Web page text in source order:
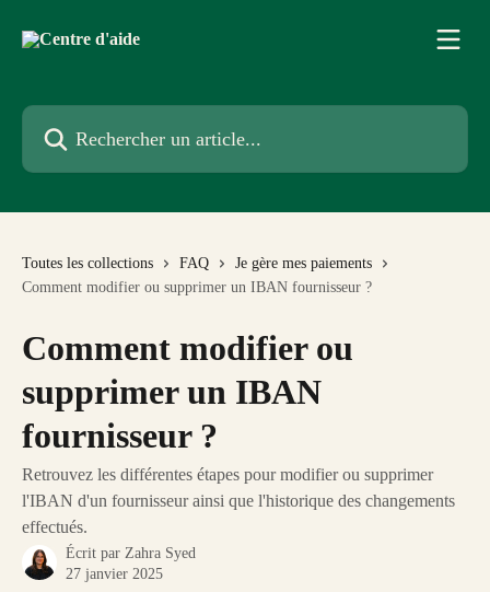
Rechercher un article...
Toutes les collections FAQ
Je gère mes paiements
Comment modifier ou supprimer un IBAN fournisseur ?
Comment modifier ou
supprimer un IBAN
fournisseur ?
Retrouvez les différentes étapes pour modifier ou supprimer
l'IBAN d'un fournisseur ainsi que l'historique des changements
effectués.
Écrit par Zahra Syed
27 janvier 2025